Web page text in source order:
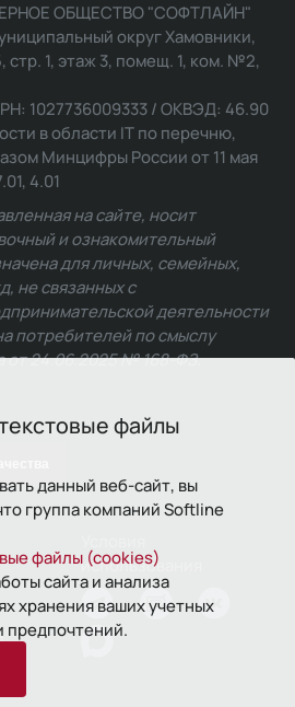
файлы
данный веб-сайт, вы
группа компаний Softline
файлы (cookies)
сайта и анализа
хранения ваших учетных
предпочтений.
ОБЩЕСТВО "СОФТЛАЙН"
округ Хамовники,
стр. 1, этаж 3, помещ. 1, ком. №2,
1027736009333 / ОКВЭД: 46.90
в области IT по перечню,
Минцифры России от 11 мая
4.01
на сайте, носит
и ознакомительный
для личных, семейных,
не связанных с
деятельности
потребителей по смыслу
от 24.06.2025 № 168-ФЗ.
использования